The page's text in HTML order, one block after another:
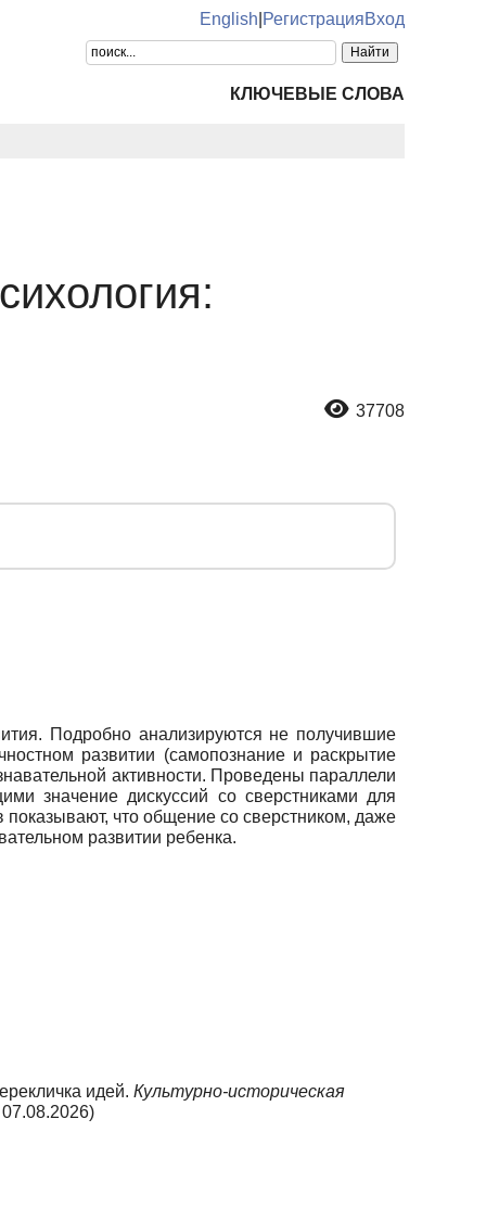
English РегистрацияВход
КЛЮЧЕВЫЕ СЛОВА
37708
Подробно анализируются не получившие
развитии (самопознание и раскрытие
активности. Проведены параллели
значение дискуссий со сверстниками для
что общение со сверстником, даже
развитии ребенка.
идей. Культурно-историческая